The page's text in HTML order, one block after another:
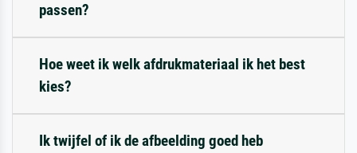
passen?
Hoe weet ik welk afdrukmateriaal ik het best
kies?
Ik twijfel of ik de afbeelding goed heb